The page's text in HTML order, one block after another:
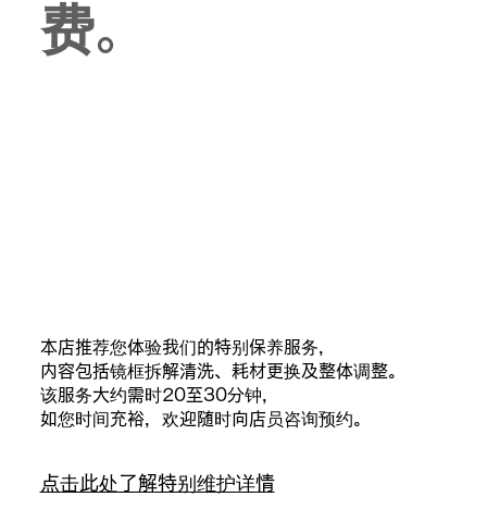
费。
本店推荐您体验我们的特别保养服务，
内容包括镜框拆解清洗、耗材更换及整体调整。
该服务大约需时20至30分钟，
如您时间充裕，欢迎随时向店员咨询预约。
点击此处了解特别维护详情